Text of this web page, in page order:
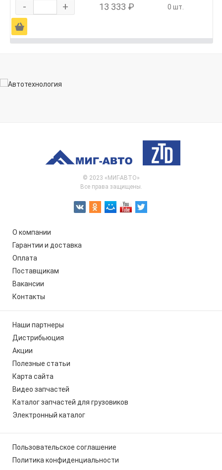
- + 13 333 ₽ 0 шт.
Ä
© 2023 «МИГ-АВТО»
Все права защищены.
О компании
Гарантии и доставка
Оплата
Поставщикам
Вакансии
Контакты
Наши партнеры
Дистрибьюция
Акции
Полезные статьи
Карта сайта
Видео запчастей
Каталог запчастей для грузовиков
Электронный каталог
Пользовательское соглашение
Политика конфиденциальности